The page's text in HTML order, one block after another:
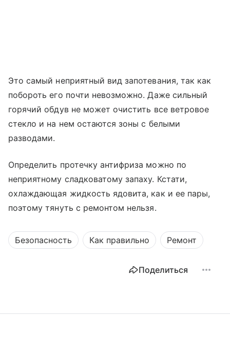
Это самый неприятный вид запотевания, так как
побороть его почти невозможно. Даже сильный
горячий обдув не может очистить все ветровое
стекло и на нем остаются зоны с белыми
разводами.
Определить протечку антифриза можно по
неприятному сладковатому запаху. Кстати,
охлаждающая жидкость ядовита, как и ее пары,
поэтому тянуть с ремонтом нельзя.
Безопасность Как правильно Ремонт
Поделиться